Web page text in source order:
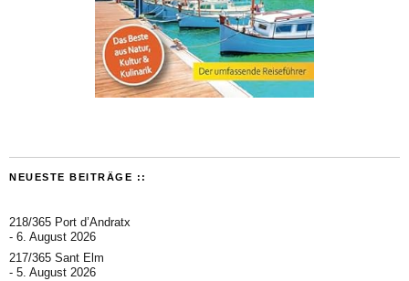
NEUESTE BEITRÄGE ::
218/365 Port d’Andratx
6. August 2026
217/365 Sant Elm
5. August 2026